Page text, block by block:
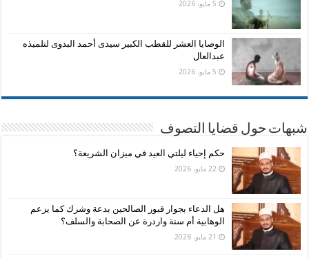
5 مايو، 2026
الوصايا العشر للقطب الكبير سيدى أحمد البدوى لتلميذه
عبدالعال
5 مايو، 2026
شبهات حول قضايا التصوف
حكم إحياء ليلتي العيد في ميزان الشريعة؟
22 مايو، 2026
هل الدعاء بجوار قبور الصالحين بدعة وشرك كما يزعم
الوهابية أم سنة واردرة عن الصحابة والسلف؟
21 مايو، 2026